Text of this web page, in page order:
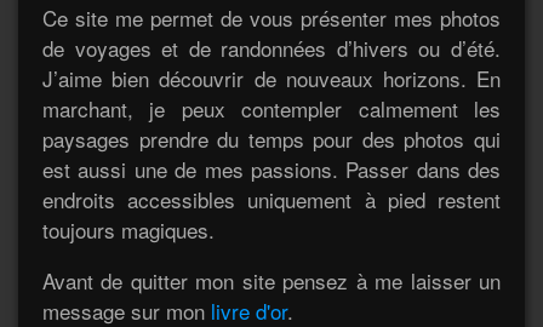
Ce site me permet de vous présenter mes photos
de voyages et de randonnées d’hivers ou d’été.
J’aime bien découvrir de nouveaux horizons. En
marchant, je peux contempler calmement les
paysages prendre du temps pour des photos qui
est aussi une de mes passions. Passer dans des
endroits accessibles uniquement à pied restent
toujours magiques.
Avant de quitter mon site pensez à me laisser un
message sur mon livre d'or.